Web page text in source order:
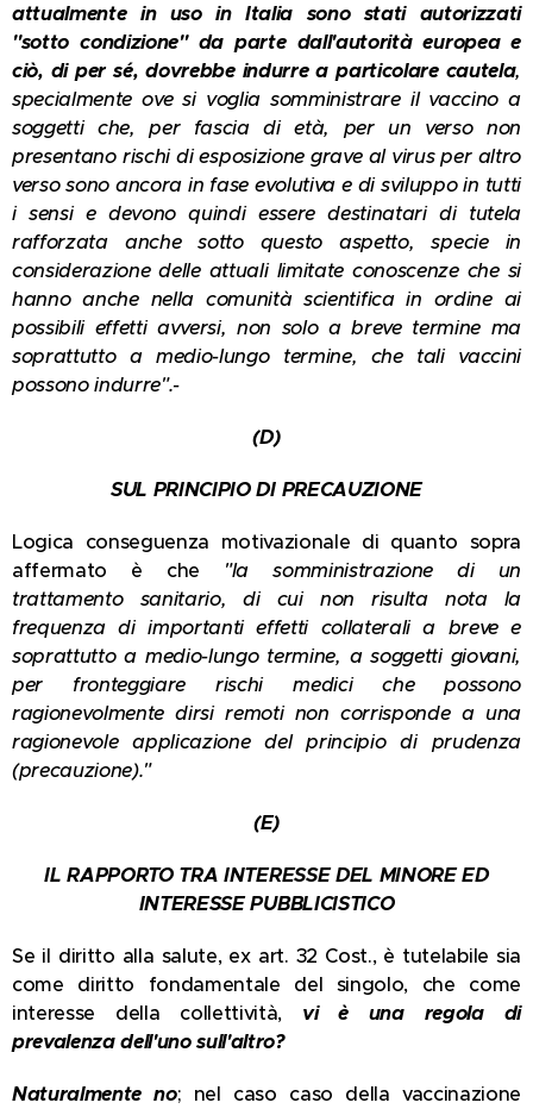
attualmente in uso in Italia sono stati autorizzati
"sotto condizione" da parte dall'autorità europea e
ciò, di per sé, dovrebbe indurre a particolare cautela,
specialmente ove si voglia somministrare il vaccino a
soggetti che, per fascia di età, per un verso non
presentano rischi di esposizione grave al virus per altro
verso sono ancora in fase evolutiva e di sviluppo in tutti
i sensi e devono quindi essere destinatari di tutela
rafforzata anche sotto questo aspetto, specie in
considerazione delle attuali limitate conoscenze che si
hanno anche nella comunità scientifica in ordine ai
possibili effetti avversi, non solo a breve termine ma
soprattutto a medio-lungo termine, che tali vaccini
possono indurre".-
(D)
SUL PRINCIPIO DI PRECAUZIONE
Logica conseguenza motivazionale di quanto sopra
affermato è che "la somministrazione di un
trattamento sanitario, di cui non risulta nota la
frequenza di importanti effetti collaterali a breve e
soprattutto a medio-lungo termine, a soggetti giovani,
per fronteggiare rischi medici che possono
ragionevolmente dirsi remoti non corrisponde a una
ragionevole applicazione del principio di prudenza
(precauzione)."
(E)
IL RAPPORTO TRA INTERESSE DEL MINORE ED
INTERESSE PUBBLICISTICO
Se il diritto alla salute, ex art. 32 Cost., è tutelabile sia
come diritto fondamentale del singolo, che come
interesse della collettività, vi è una regola di
prevalenza dell'uno sull'altro?
Naturalmente no; nel caso caso della vaccinazione